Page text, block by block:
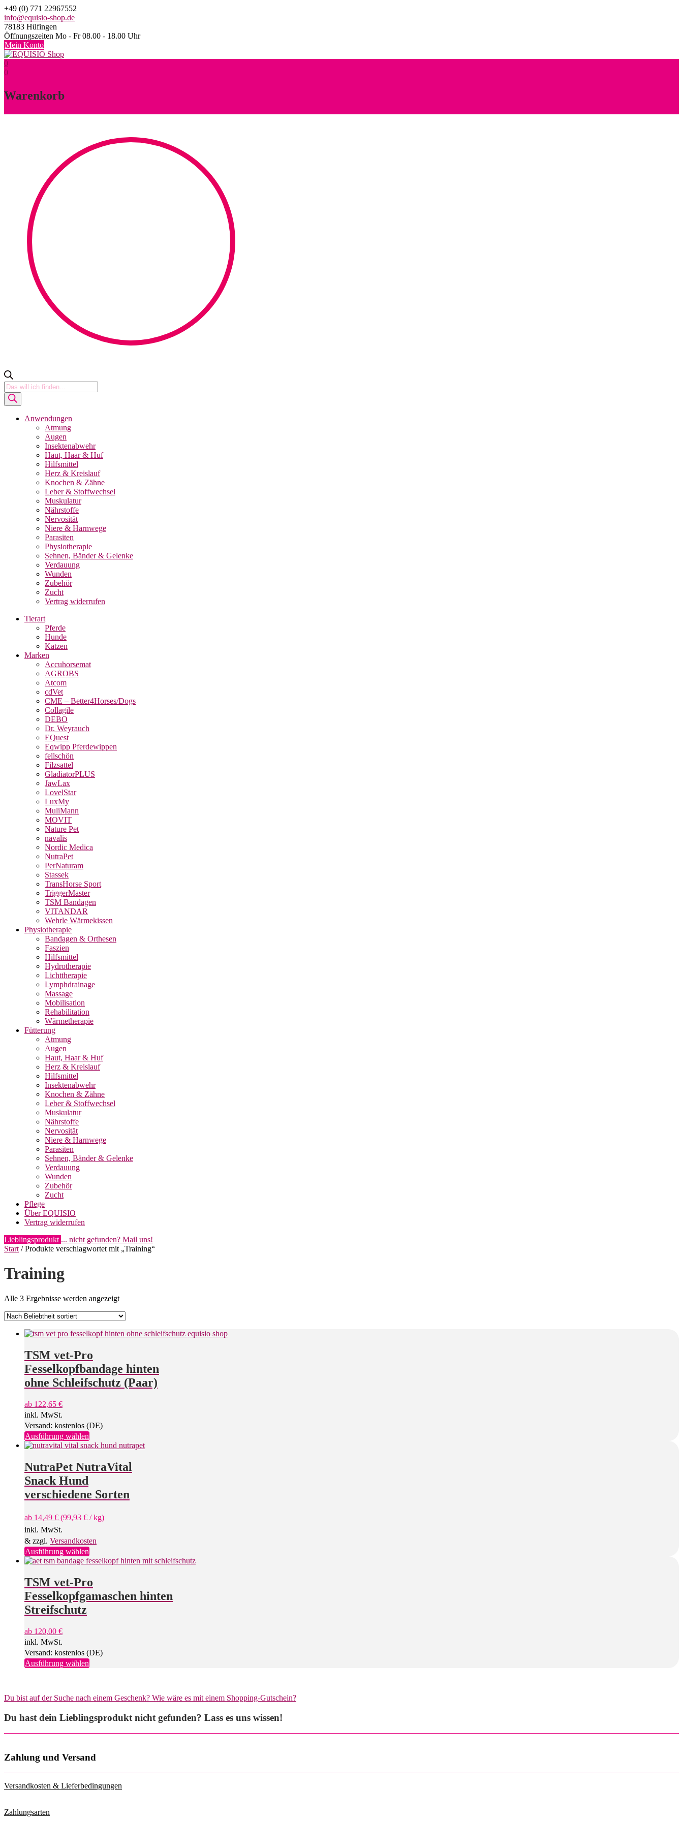
Skip
to
content
+49 (0) 771 22967552
info@equisio-shop.de
78183 Hüfingen
Öffnungszeiten Mo - Fr 08.00 - 18.00 Uhr
Mein Konto
0
0
Warenkorb
Products
search
Anwendungen
Atmung
Augen
Insektenabwehr
Haut, Haar & Huf
Hilfsmittel
Herz & Kreislauf
Knochen & Zähne
Leber & Stoffwechsel
Muskulatur
Nährstoffe
Nervosität
Niere & Harnwege
Parasiten
Physiotherapie
Sehnen, Bänder & Gelenke
Verdauung
Wunden
Zubehör
Zucht
Vertrag widerrufen
Tierart
Pferde
Hunde
Katzen
Marken
Accuhorsemat
AGROBS
Atcom
cdVet
CME – Better4Horses/Dogs
Collagile
DEBO
Dr. Weyrauch
EQuest
Eqwipp Pferdewippen
fellschön
Filzsattel
GladiatorPLUS
JawLax
LovelStar
LuxMy
MuliMann
MOVIT
Nature Pet
navalis
Nordic Medica
NutraPet
PerNaturam
Stassek
TransHorse Sport
TriggerMaster
TSM Bandagen
VITANDAR
Wehrle Wärmekissen
Physiotherapie
Bandagen & Orthesen
Faszien
Hilfsmittel
Hydrotherapie
Lichttherapie
Lymphdrainage
Massage
Mobilisation
Rehabilitation
Wärmetherapie
Fütterung
Atmung
Augen
Haut, Haar & Huf
Herz & Kreislauf
Hilfsmittel
Insektenabwehr
Knochen & Zähne
Leber & Stoffwechsel
Muskulatur
Nährstoffe
Nervosität
Niere & Harnwege
Parasiten
Sehnen, Bänder & Gelenke
Verdauung
Wunden
Zubehör
Zucht
Pflege
Über EQUISIO
Vertrag widerrufen
Lieblingsprodukt ... nicht gefunden? Mail uns!
Start / Produkte verschlagwortet mit „Training“
Training
Alle 3 Ergebnisse werden angezeigtNach
sortiert
TSM vet-Pro
Fesselkopfbandage hinten
ohne Schleifschutz (Paar)
ab 122,65 €
inkl. MwSt.
Versand: kostenlos (DE)
Ausführung wählenDieses
Produkt
mehrere
Varianten
Die
Optionen
auf
gewählt
werden
NutraPet NutraVital
Snack Hund
verschiedene Sorten
ab 14,49 € (99,93 € /kg)
inkl. MwSt.
& zzgl. Versandkosten
Ausführung wählenDieses
Produkt
Varianten
auf.
Produktseite
gewählt
werden
TSM vet-Pro
Fesselkopfgamaschen hinten
Streifschutz
ab 120,00 €
inkl. MwSt.
Versand: kostenlos (DE)
Ausführung wählenDieses
Varianten
Die
können
der
Produktseite
gewählt
werden
Du bist auf der Suche nach einem Geschenk? Wie wäre es mit einem Shopping-Gutschein?
Du hast dein Lieblingsprodukt nicht gefunden? Lass es uns wissen!
Zahlung und Versand
Versandkosten & Lieferbedingungen
Zahlungsarten